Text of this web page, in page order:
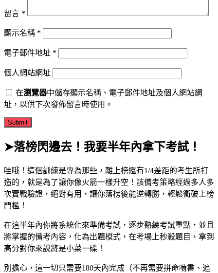
留言 *
顯示名稱 *
電子郵件地址 *
個人網站網址
在瀏覽器中儲存顯示名稱、電子郵件地址及個人網站網
址，以供下次發佈留言時使用。
➤落榜閃邊去！我要半年內拿下考試！
哇哦！這個訓練是專為那些，離上榜還有1/4差距的考生所打
造的，就是為了讓你像火箭一樣升空！該備考策略經過多人多
次實戰驗證，絕對有用，讓你落榜後能逆轉勝，輕鬆衝破上榜
門檻！
在這半年內你將系統化來準備考試，逐步熟練考試重點，並且
將掌握的備考內容，化為出題模式，在考場上秒殺題目，拿到
高分對你來說將是小菜一碟！
別擔心，這一切只需要180天內完成（不再需要拼命啃書、追